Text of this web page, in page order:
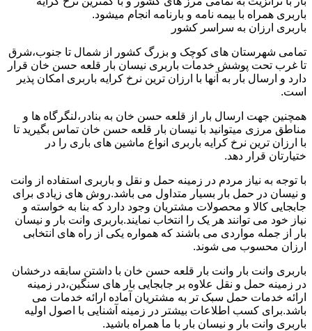
باربری همراه با بیمه نامه و بارنامه انجام میشود.
باربری ارزان به سراسر کشور
تمامی شهرستان های کوچک و بزرگ کشور از شمال تا جنوب،شرق
تا غرب تحت پوشش خدمات باربری نیسان بار قلعه حسن خان قرار
دارد و ارسال بار به آنها با ارزان ترین نرخ کرایه باربری امکان پذیر
است.
همچنین جهت ارسال بار از قلعه حسن خان به بنادر،لنگرگاه ها و
مناطق مرزی میتوانید با نیسان بار قلعه حسن خان تماس بگیرید تا
با ارزان ترین نرخ کرایه باربری انواع ماشین های باری را در
ختیارتان قرار دهد.
با توجه به نیاز مردم در زمینه حمل و نقل و باربری استفاده از وانت
و نیسان در حمل بار بسیار متداول می باشد.روش های زیادی برای
جابجایی کالا و محصولات مشتریان وجود دارد که بنا به خواسته و
نیاز خود می توانند هر یک را انتخاب نمایند.باربری وانت بار و نیسان
بار از جمله مواردی می باشند که همواره یکی از راه های انتخابی
ارزان محسوب می شوند.
باربری وانت بار وانت بار قلعه حسن خان با داشتن سابقه درخشان
در زمینه حمل و نقل علاوه بر جابجایی بار های سنگین،در زمینه
ارائه خدمات حمل سبک تر به مشتریان آماده ارائه خدمات می
باشد.برای کسب اطلاعات بیشتر در زمینه آشنایی با اصول اولیه
باربری وانت بار و نیسان بار با ما همراه باشید.